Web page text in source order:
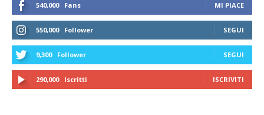
540,000 Fans MI PIACE
550,000 Follower SEGUI
9,300 Follower SEGUI
290,000 Iscritti ISCRIVITI